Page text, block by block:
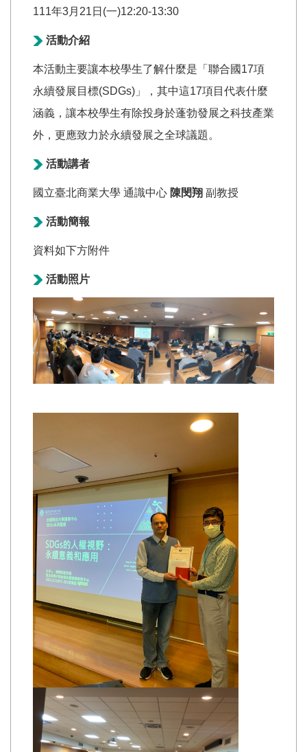
111年3月21日(一)12:20-13:30
活動介紹
本活動主要讓本校學生了解什麼是「聯合國17項
永續發展目標(SDGs)」，其中這17項目代表什麼
涵義，讓本校學生有除投身於蓬勃發展之科技產業
外，更應致力於永續發展之全球議題。
活動講者
國立臺北商業大學 通識中心 陳閔翔 副教授
活動簡報
資料如下方附件
活動照片